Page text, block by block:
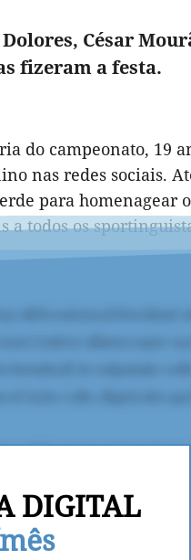
César
fizeram a festa.
do campeonato, 19
nas redes sociais.
para homenagear
todos os
DIGITAL